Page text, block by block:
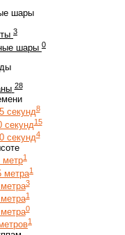
шары
3
шары 0
28
секунд8
секунд15
секунд4
метр1
метра1
3
1
0
1